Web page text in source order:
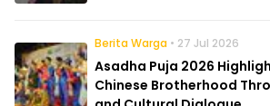
Berita Warga • 27 Jul 2026
Asadha Puja 2026
Chinese Brotherhood